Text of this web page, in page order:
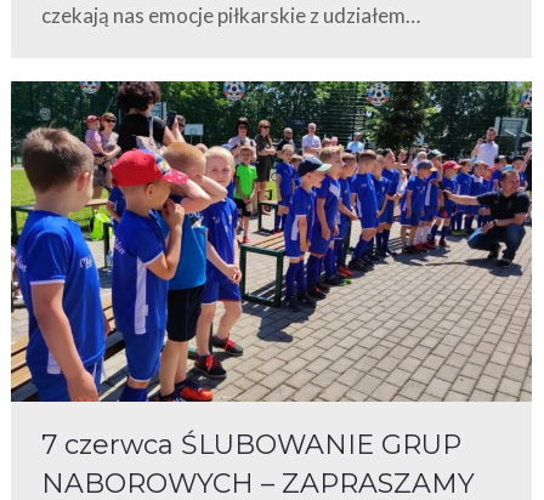
czekają nas emocje piłkarskie z udziałem…
7 czerwca ŚLUBOWANIE GRUP
NABOROWYCH – ZAPRASZAMY